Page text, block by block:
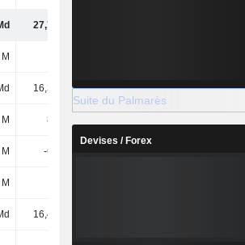
27,78 Md
16,32 Md 16,35 Md 20,96 Md
868 M
-677 M
16,48 Md
Suite du Palmarès
Devises / Forex